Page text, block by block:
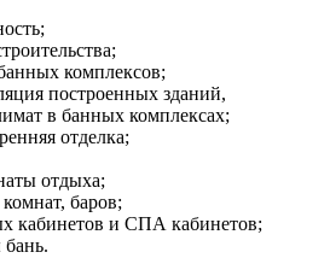
комплексов;
построенных зданий,
в банных комплексах;
отделка;
отдыха;
баров;
кабинетов и СПА кабинетов;